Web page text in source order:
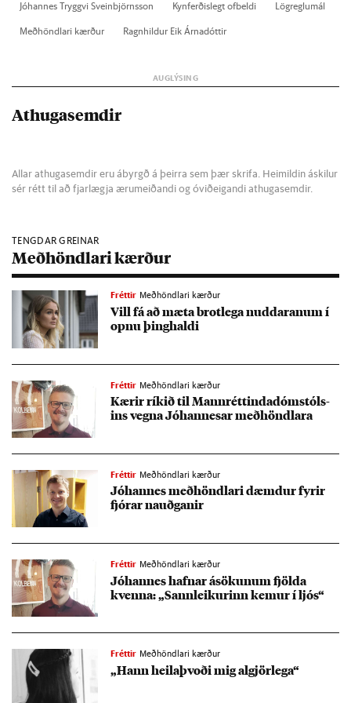
Jó­hann­es Tryggvi Svein­björns­son Kyn­ferð­is­legt of­beldi
Lög­reglu­mál
Með­höndlari kærð­ur
Ragn­hild­ur Eik Árna­dótt­ir
Athugasemdir
Allar athugasemdir eru ábyrgð á þeirra sem þær skrifa. Heimildin áskilur
sér rétt til að fjarlægja ærumeiðandi og óviðeigandi athugasemdir.
TENGDAR GREINAR
Meðhöndlari kærður
Fréttir Meðhöndlari kærður
Vill fá að mæta brot­lega nudd­ar­an­um í
opnu þing­haldi
Fréttir Meðhöndlari kærður
Kær­ir rík­ið til Mann­rétt­inda­dóm­stóls­
ins vegna Jó­hann­es­ar með­höndlara
Fréttir Meðhöndlari kærður
Jó­hann­es með­höndlari dæmd­ur fyr­ir
fjór­ar nauðg­an­ir
Fréttir Meðhöndlari kærður
Jó­hann­es hafn­ar ásök­un­um fjölda
kvenna: „Sann­leik­ur­inn kem­ur í ljós“
Fréttir Meðhöndlari kærður
„Hann heila­þvoði mig al­gjör­lega“